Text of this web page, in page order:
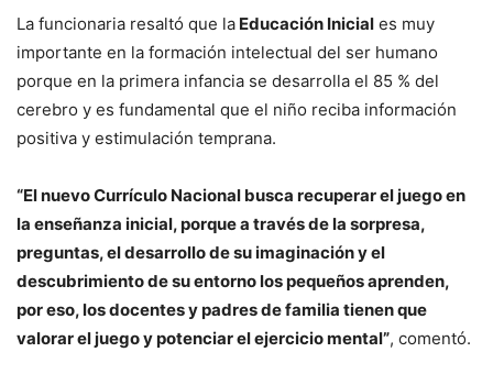
La funcionaria resaltó que la Educación Inicial es muy
importante en la formación intelectual del ser humano
porque en la primera infancia se desarrolla el 85 % del
cerebro y es fundamental que el niño reciba información
positiva y estimulación temprana.
“El nuevo Currículo Nacional busca recuperar el juego en
la enseñanza inicial, porque a través de la sorpresa,
preguntas, el desarrollo de su imaginación y el
descubrimiento de su entorno los pequeños aprenden,
por eso, los docentes y padres de familia tienen que
valorar el juego y potenciar el ejercicio mental”, comentó.